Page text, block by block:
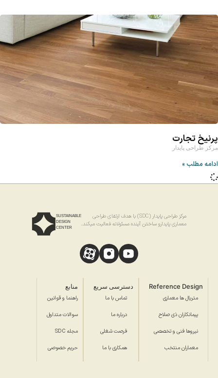
پرنیخ تجارت
مرکز طراحی پایدار
ادامه مطلب »
مرکز طراحی پایدار (SDC) با هدف ارتقای طراحی
معماری پایدارو ساختن آینده مسئولانه فعالیت میکند.
SUSTAINABLE
DESIGN
CENTER
Reference Design
متریال ها معماری
پیمانکاران ذی صلاح
نیروها فنی و تخصصی
معماران منتخب
دسترسی سریع
تماس با ما
درباره ما
فرصت شغلی
همکاری با ما
منابع
راهنما و قوانین
سوالات متداول
مجله SDC
حریم خصوصی